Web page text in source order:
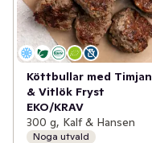
Köttbullar med Timjan
& Vitlök Fryst
EKO/KRAV
300 g, Kalf & Hansen
Noga utvald